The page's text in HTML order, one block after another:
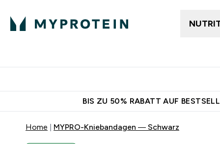
BIS ZU 50% RABATT AUF
Home MYPRO-Kniebandagen — Schwarz